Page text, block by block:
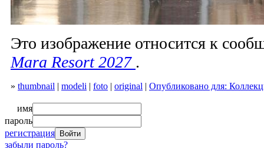
Это изображение относится к
Mara Resort 2027 .
» thumbnail | modeli | foto | original | Опубликовано для:
имя
пароль
регистрация
забыли пароль?